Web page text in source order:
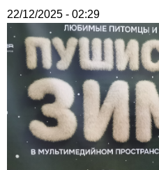
22/12/2025 - 02:29